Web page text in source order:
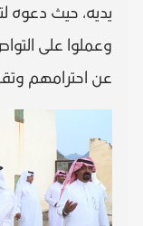
يديه، حيث دعوه
وعملوا على
عن احترامهم